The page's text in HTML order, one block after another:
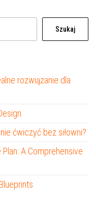
Szukaj
rozwiązanie dla
ćwiczyć bez siłowni?
A Comprehensive